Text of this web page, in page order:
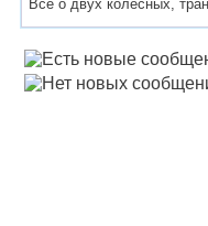
Все о двух колёсных,